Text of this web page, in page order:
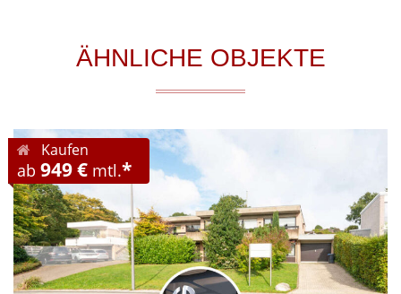
ÄHNLICHE OBJEKTE
Kaufen
ab 949 € mtl.*